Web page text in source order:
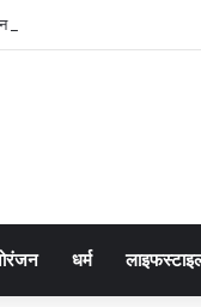
से 37 सांसद गायब; विपक्ष ने
धर्म